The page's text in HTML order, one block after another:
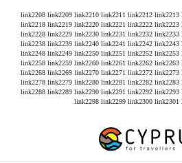
link2208 link2209 link2210 link2211 link2212 link2213
link2218 link2219 link2220 link2221 link2222 link2223
link2228 link2229 link2230 link2231 link2232 link2233
link2238 link2239 link2240 link2241 link2242 link2243
link2248 link2249 link2250 link2251 link2252 link2253
link2258 link2259 link2260 link2261 link2262 link2263
link2268 link2269 link2270 link2271 link2272 link2273
link2278 link2279 link2280 link2281 link2282 link2283
link2288 link2289 link2290 link2291 link2292 link2293
link2298 link2299 link2300 link2301